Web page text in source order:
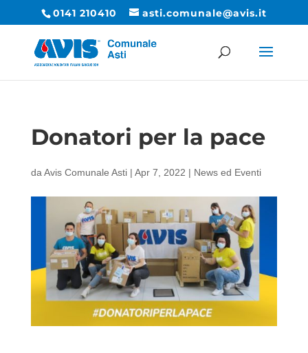
0141 210410 asti.comunale@avis.it
Donatori per la pace
da Avis Comunale Asti| Apr 7, 2022 | News ed Eventi